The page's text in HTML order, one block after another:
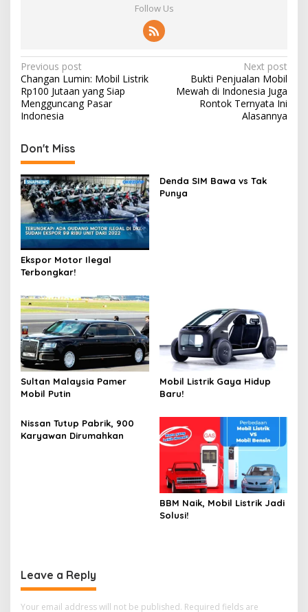
Follow Us
Post
navigation
Previous post
Changan Lumin: Mobil Listrik
Rp100 Jutaan yang Siap
Mengguncang Pasar
Indonesia
Next post
Bukti Penjualan Mobil
Mewah di Indonesia Juga
Rontok Ternyata Ini
Alasannya
Don't Miss
Ekspor Motor Ilegal
Terbongkar!
Denda SIM Bawa vs Tak
Punya
Sultan Malaysia Pamer
Mobil Putin
Mobil Listrik Gaya Hidup
Baru!
Nissan Tutup Pabrik, 900
Karyawan Dirumahkan
BBM Naik, Mobil Listrik Jadi
Solusi!
Leave a Reply
Your email address will not be published. Required fields are